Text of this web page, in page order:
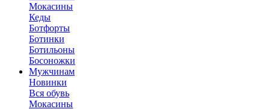
Мокасины
Кеды
Ботфорты
Ботинки
Ботильоны
Босоножки
Мужчинам
Новинки
Вся обувь
Мокасины